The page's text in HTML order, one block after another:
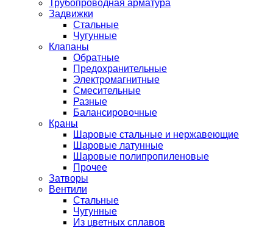
Трубопроводная арматура
Задвижки
Стальные
Чугунные
Клапаны
Обратные
Предохранительные
Электромагнитные
Смесительные
Разные
Балансировочные
Краны
Шаровые стальные и нержавеющие
Шаровые латунные
Шаровые полипропиленовые
Прочее
Затворы
Вентили
Стальные
Чугунные
Из цветных сплавов